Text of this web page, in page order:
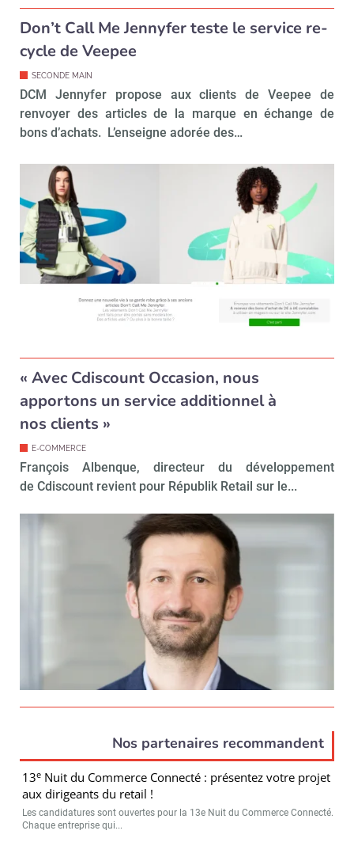
Don’t Call Me Jennyfer teste le service re-
cycle de Veepee
SECONDE MAIN
DCM Jennyfer propose aux clients de Veepee de
renvoyer des articles de la marque en échange de
bons d’achats. L’enseigne adorée des…
« Avec Cdiscount Occasion, nous
apportons un service additionnel à
nos clients »
E-COMMERCE
François Albenque, directeur du développement
de Cdiscount revient pour Républik Retail sur le...
Nos partenaires recommandent
13e Nuit du Commerce Connecté : présentez votre projet
aux dirigeants du retail !
Les candidatures sont ouvertes pour la 13e Nuit du Commerce Connecté.
Chaque entreprise qui...
Recevoir Républik Retail
Valider
Non merci, je reçois déjà
!
Je déciderai plus
tard